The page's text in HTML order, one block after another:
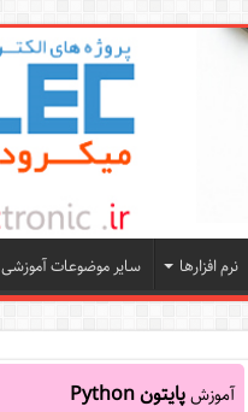
نرم افزارها سایر موضوعات آموزشی
آموزشپایتون Python